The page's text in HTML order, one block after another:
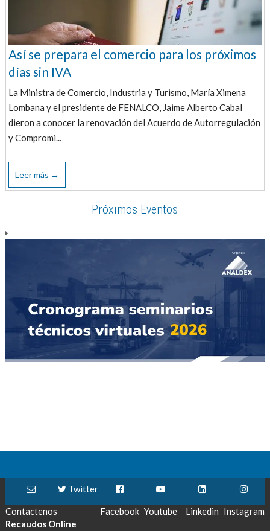
Así se prepara el comercio para los próximos
días sin IVA
La Ministra de Comercio, Industria y Turismo, María Ximena
Lombana y el presidente de FENALCO, Jaime Alberto Cabal
dieron a conocer la renovación del Acuerdo de Autorregulación
y Compromi...
Leer más →
Próximos Eventos
Contactenos
Twitter
Facebook Youtube Linkedin Instagram
Recaudos Online